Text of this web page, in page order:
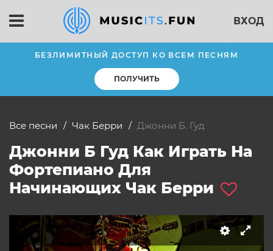
ВХОД
БЕЗЛИМИТНЫЙ ДОСТУП КО ВСЕМ ПЕСНЯМ
ПОЛУЧИТЬ
Все песни Чак Берри Джонни Б. Гуд
Джонни Б Гуд Как Играть На
Фортепиано Для
Начинающих Чак Берри
слушать